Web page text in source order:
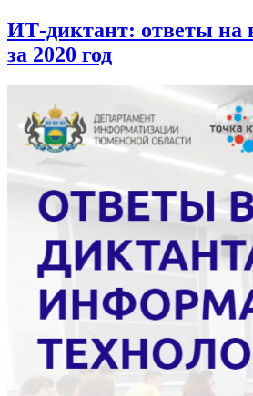
ИТ-диктант: ответы на
за 2020 год